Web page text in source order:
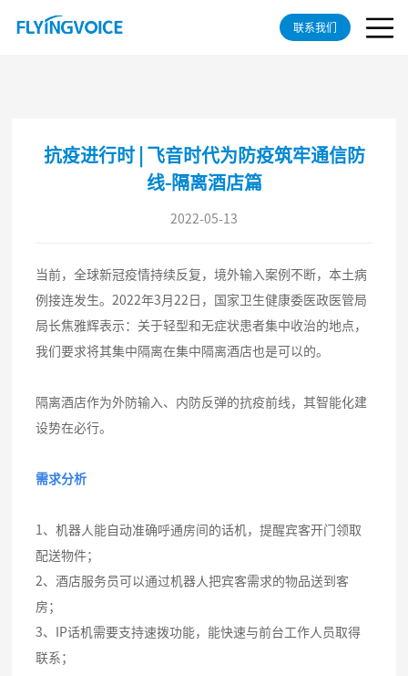
联系我们
抗疫进行时 | 飞音时代为防疫筑牢通信防
线-隔离酒店篇
2022-05-13
当前，全球新冠疫情持续反复，境外输入案例不断，本土病
例接连发生。2022年3月22日，国家卫生健康委医政医管局
局长焦雅辉表示：关于轻型和无症状患者集中收治的地点，
我们要求将其集中隔离在集中隔离酒店也是可以的。
隔离酒店作为外防输入、内防反弹的抗疫前线，其智能化建
设势在必行。
需求分析
1、机器人能自动准确呼通房间的话机，提醒宾客开门领取
配送物件；
2、酒店服务员可以通过机器人把宾客需求的物品送到客
房；
3、IP话机需要支持速拨功能，能快速与前台工作人员取得
联系；